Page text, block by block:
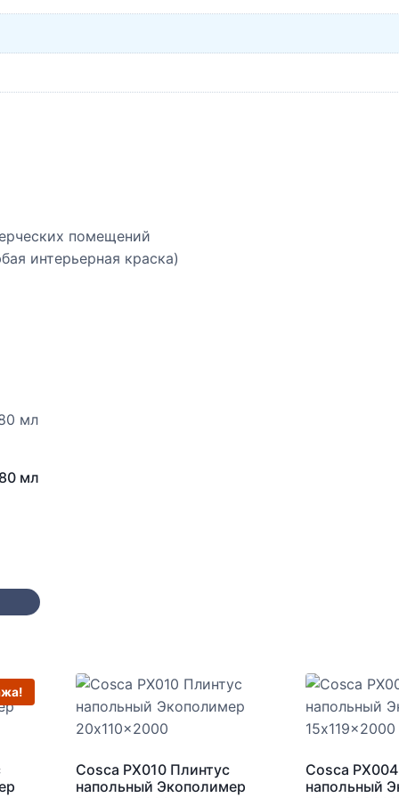
помещений
интерьерная краска)
мл
Cosca PX010 Плинтус
напольный Экополимер
Cosca
напольный